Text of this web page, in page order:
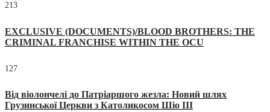
213
EXCLUSIVE (DOCUMENTS)/BLOOD BROTHERS: THE
CRIMINAL FRANCHISE WITHIN THE OCU
127
Від віолончелі до Патріаршого жезла: Новий шлях
Грузинської Церкви з Католикосом Шіо III